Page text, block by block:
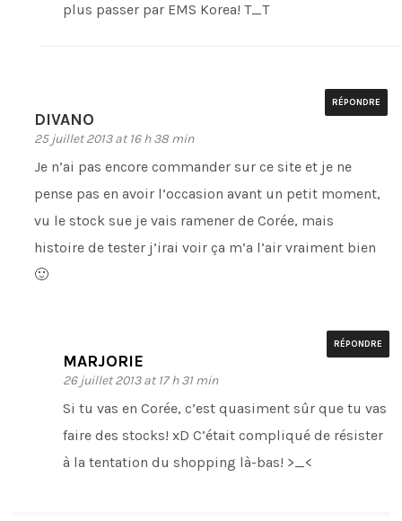
plus passer par EMS Korea! T_T
DIVANO
25 juillet 2013 at 16 h 38 min
RÉPONDRE
Je n’ai pas encore commander sur ce site et je ne
pense pas en avoir l’occasion avant un petit moment,
vu le stock sue je vais ramener de Corée, mais
histoire de tester j’irai voir ça m’a l’air vraiment bien
🙂
MARJORIE
26 juillet 2013 at 17 h 31 min
RÉPONDRE
Si tu vas en Corée, c’est quasiment sûr que tu vas
faire des stocks! xD C’était compliqué de résister
à la tentation du shopping là-bas! >_<